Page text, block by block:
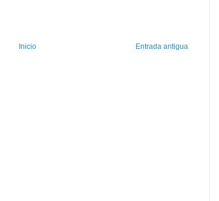
Entrada antigua
Inicio